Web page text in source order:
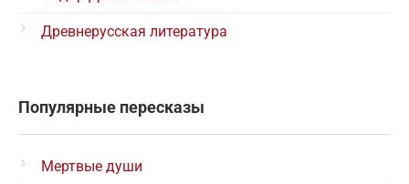
Древнерусская литература
Популярные пересказы
Мертвые души